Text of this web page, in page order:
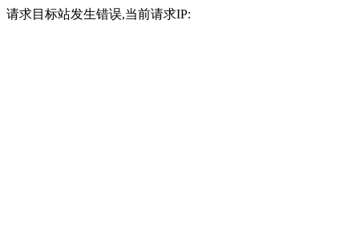
请求目标站发生错误,当前请求IP: